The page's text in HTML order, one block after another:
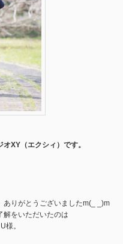
XY（エクシィ）です。
ありがとうございましたm(_ _)m
解をいただいたのは
様。